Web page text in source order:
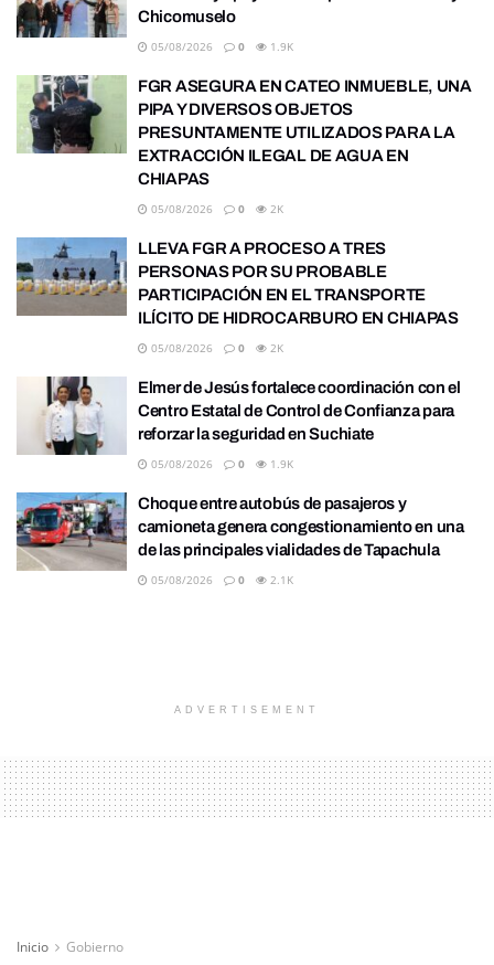
Chicomuselo
05/08/2026 0 1.9K
FGR ASEGURA EN CATEO INMUEBLE, UNA
PIPA Y DIVERSOS OBJETOS
PRESUNTAMENTE UTILIZADOS PARA LA
EXTRACCIÓN ILEGAL DE AGUA EN
CHIAPAS
05/08/2026 0 2K
LLEVA FGR A PROCESO A TRES
PERSONAS POR SU PROBABLE
PARTICIPACIÓN EN EL TRANSPORTE
ILÍCITO DE HIDROCARBURO EN CHIAPAS
05/08/2026 0 2K
Elmer de Jesús fortalece coordinación con el
Centro Estatal de Control de Confianza para
reforzar la seguridad en Suchiate
05/08/2026 0 1.9K
Choque entre autobús de pasajeros y
camioneta genera congestionamiento en una
de las principales vialidades de Tapachula
05/08/2026 0 2.1K
ADVERTISEMENT
Inicio Gobierno